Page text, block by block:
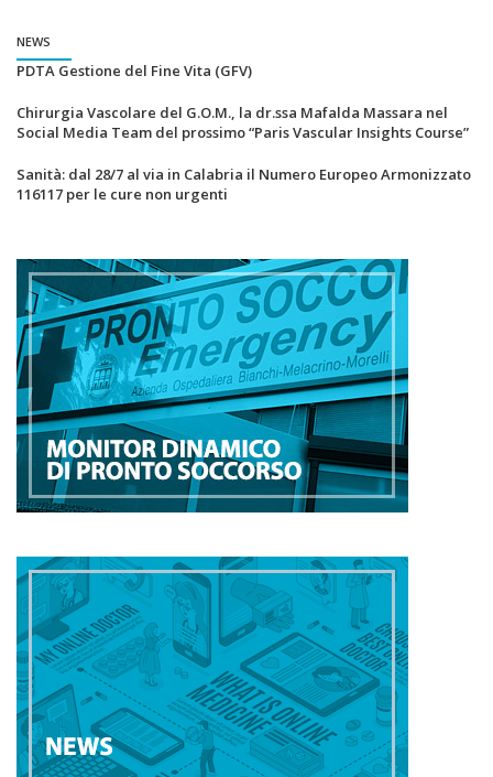
NEWS
PDTA Gestione del Fine Vita (GFV)
Chirurgia Vascolare del G.O.M., la dr.ssa Mafalda Massara nel
Social Media Team del prossimo “Paris Vascular Insights Course”
Sanità: dal 28/7 al via in Calabria il Numero Europeo Armonizzato
116117 per le cure non urgenti